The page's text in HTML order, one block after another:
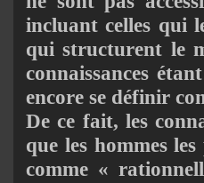
incluant celles qui
qui structurent le
connaissances
encore se définir
De ce fait, les
que les hommes
comme «